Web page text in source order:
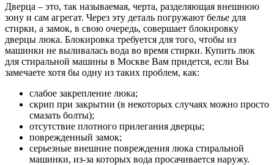
Дверца – это, так называемая, черта, разделяющая внешнюю
зону и сам агрегат. Через эту деталь погружают белье для
стирки, а замок, в свою очередь, совершает блокировку
дверцы люка. Блокировка требуется для того, чтобы из
машинки не выливалась вода во время стирки. Купить люк
для стиральной машины в Москве Вам придется, если Вы
замечаете хотя бы одну из таких проблем, как:
слабое закрепление люка;
скрип при закрытии (в некоторых случаях можно просто
смазать болты);
отсутствие плотного прилегания дверцы;
поврежденный замок;
серьезные внешние повреждения люка стиральной
машинки, из-за которых вода просачивается наружу.